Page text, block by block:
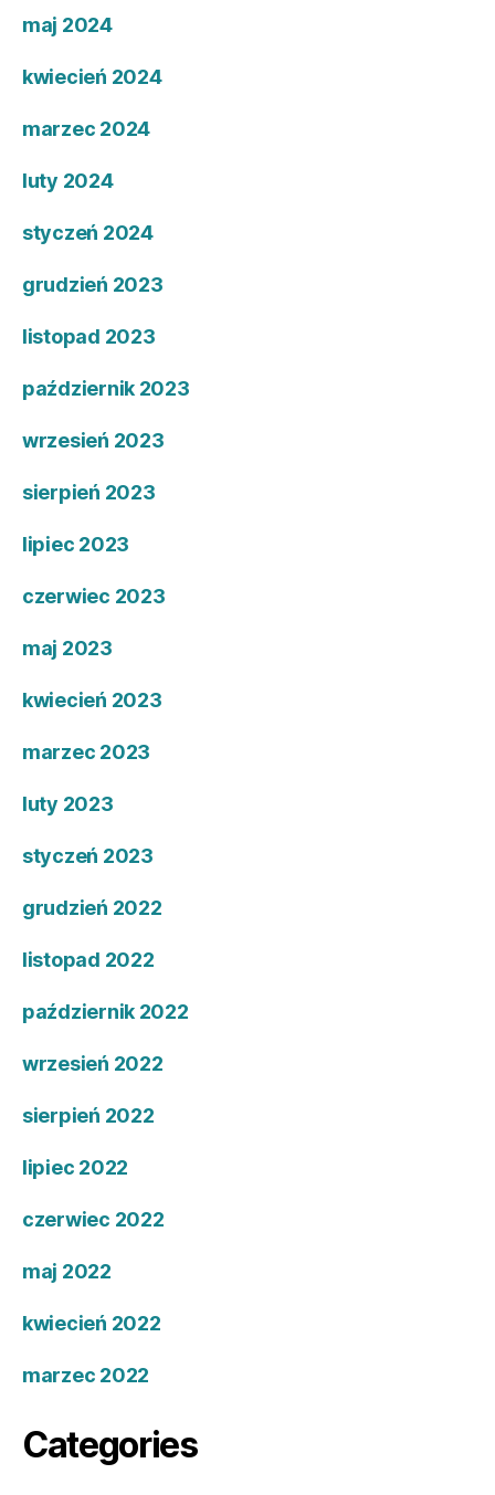
maj 2024
kwiecień 2024
marzec 2024
luty 2024
styczeń 2024
grudzień 2023
listopad 2023
październik 2023
wrzesień 2023
sierpień 2023
lipiec 2023
czerwiec 2023
maj 2023
kwiecień 2023
marzec 2023
luty 2023
styczeń 2023
grudzień 2022
listopad 2022
październik 2022
wrzesień 2022
sierpień 2022
lipiec 2022
czerwiec 2022
maj 2022
kwiecień 2022
marzec 2022
Categories